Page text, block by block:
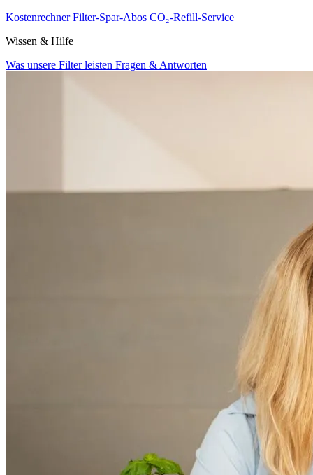
KostenrechnerFilter-Spar-Abos CO₂-Refill-Service
Wissen & Hilfe
Was unsere Filter leisten Fragen & Antworten